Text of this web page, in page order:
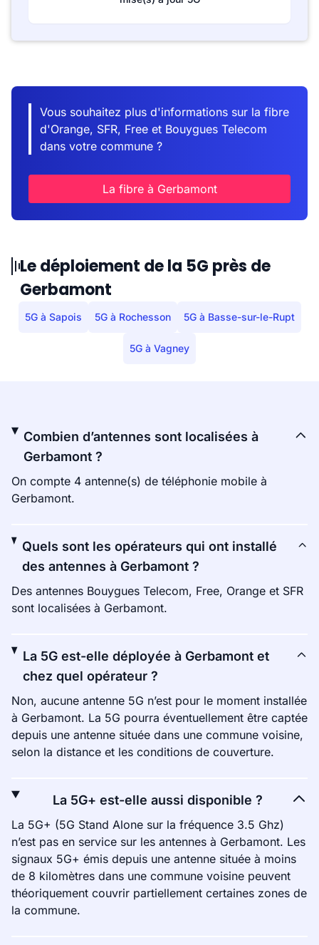
Vous souhaitez plus d'informations sur la fibre
d'Orange, SFR, Free et Bouygues Telecom
dans votre commune ?
La fibre à Gerbamont
Le déploiement de la 5G près de
Gerbamont
5G à Sapois 5G à Rochesson 5G à Basse-sur-le-Rupt
5G à Vagney
Combien d’antennes sont localisées à
Gerbamont ?
On compte 4 antenne(s) de téléphonie mobile à
Gerbamont.
Quels sont les opérateurs qui ont installé
des antennes à Gerbamont ?
Des antennes Bouygues Telecom, Free, Orange et SFR
sont localisées à Gerbamont.
La 5G est-elle déployée à Gerbamont et
chez quel opérateur ?
Non, aucune antenne 5G n’est pour le moment installée
à Gerbamont. La 5G pourra éventuellement être captée
depuis une antenne située dans une commune voisine,
selon la distance et les conditions de couverture.
La 5G+ est-elle aussi disponible ?
La 5G+ (5G Stand Alone sur la fréquence 3.5 Ghz)
n’est pas en service sur les antennes à Gerbamont. Les
signaux 5G+ émis depuis une antenne située à moins
de 8 kilomètres dans une commune voisine peuvent
théoriquement couvrir partiellement certaines zones de
la commune.